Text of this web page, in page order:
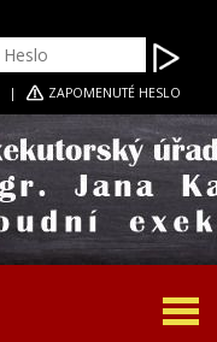
| ZAPOMENUTÉ HESLO